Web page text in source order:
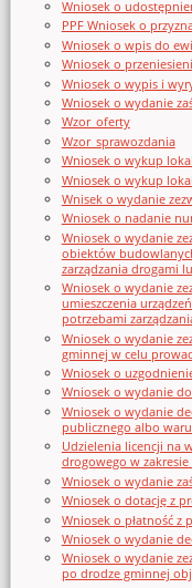
Wniosek o
PPF Wniosek o
Wniosek o wpis do
Wniosek o
Wniosek o wypis i
Wniosek o wydanie
Wzor_oferty
Wzor_sprawozdania
Wniosek o wykup
Wniosek o wykup
Wnisek o wydanie
Wniosek o nadanie
Wniosek o wydanie
obiektów
zarządzania drogami
Wniosek o wydanie
umieszczenia
potrzebami
Wniosek o wydanie
gminnej w celu
Wniosek o
Wniosek o wydanie
Wniosek o wydanie
publicznego albo
Udzielenia licencji na
drogowego w
Wniosek o wydanie
Wniosek o dotację z
Wniosek o płatność z
Wniosek o wydanie
Wniosek o wydanie
po drodze gminnej